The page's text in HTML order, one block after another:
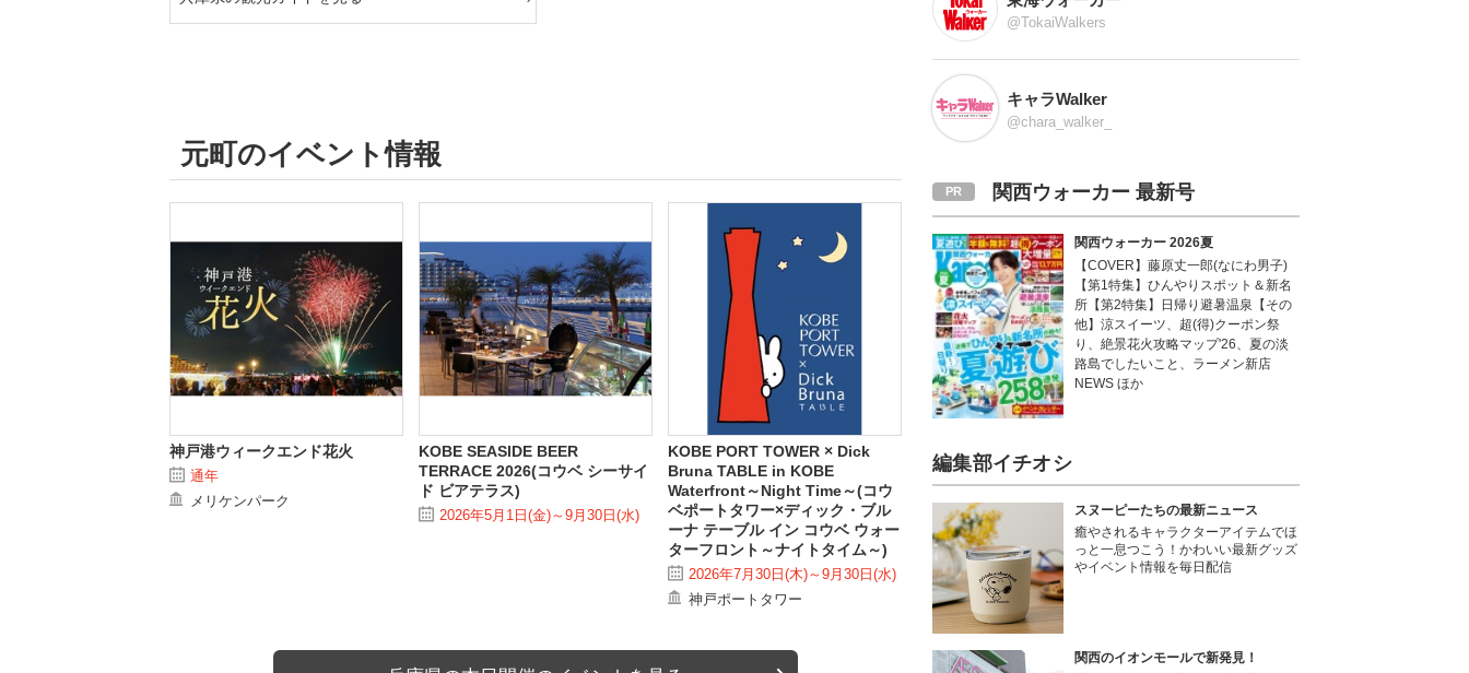
元町のイベント情報
神戸港ウィークエンド花火
通年
メリケンパーク
KOBE SEASIDE BEER
TERRACE 2026(コウベ シーサイ
ド ビアテラス)
2026年5月1日(金)～9月30日(水)
KOBE PORT TOWER × Dick
Bruna TABLE in KOBE
Waterfront～Night Time～(コウ
ベポートタワー×ディック・ブル
ーナ テーブル イン コウベ ウォー
ターフロント～ナイトタイム～)
2026年7月30日(木)～9月30日(水)
神戸ポートタワー
@TokaiWalkers
キャラWalker
@chara_walker_
関西ウォーカー 最新号
関西ウォーカー 2026夏
【COVER】藤原丈一郎(なにわ男子)
【第1特集】ひんやりスポット＆新名
所【第2特集】日帰り避暑温泉【その
他】涼スイーツ、超(得)クーポン祭
り、絶景花火攻略マップ'26、夏の淡
路島でしたいこと、ラーメン新店
NEWS ほか
編集部イチオシ
スヌーピーたちの最新ニュース
癒やされるキャラクターアイテムでほ
っと一息つこう！かわいい最新グッズ
やイベント情報を毎日配信
関西のイオンモールで新発見！